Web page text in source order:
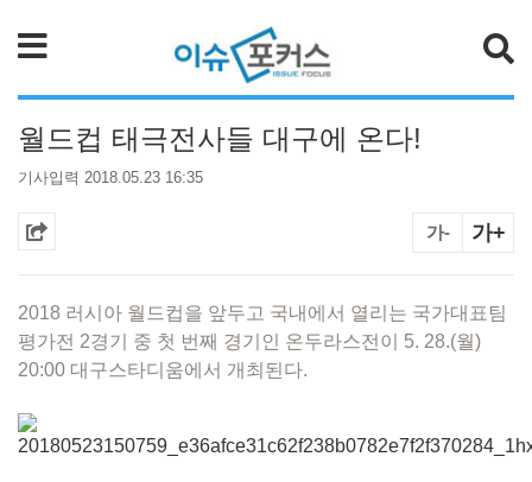
월드컵 태극전사들 대구에 온다!
기사입력 2018.05.23 16:35
가- 가+
2018 러시아 월드컵을 앞두고 국내에서 열리는 국가대표팀
평가전 2경기 중 첫 번째 경기인 온두라스전이 5. 28.(월)
20:00 대구스타디움에서 개최된다.